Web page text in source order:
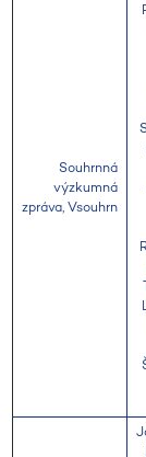
Souhrnná
výzkumná
zpráva, Vsouhrn